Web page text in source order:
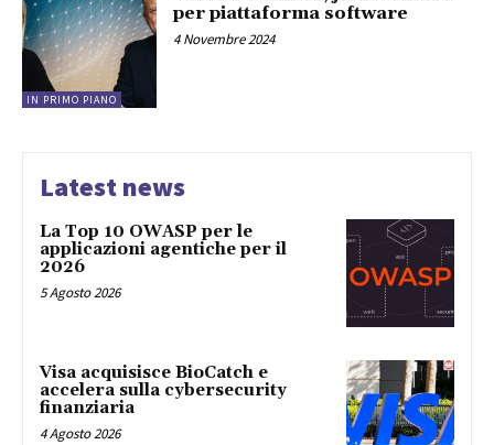
IN PRIMO PIANO
per piattaforma software
4 Novembre 2024
Latest news
La Top 10 OWASP per le
applicazioni agentiche per il
2026
5 Agosto 2026
Visa acquisisce BioCatch e
accelera sulla cybersecurity
finanziaria
4 Agosto 2026